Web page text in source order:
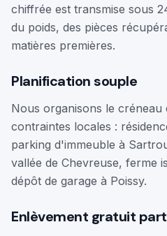
chiffrée est transmise sous
du poids, des pièces
matières premières.
Planification souple
Nous organisons le
contraintes locales :
parking d'immeuble à
vallée de Chevreuse, ferme
dépôt de garage à Poissy.
Enlèvement gratuit